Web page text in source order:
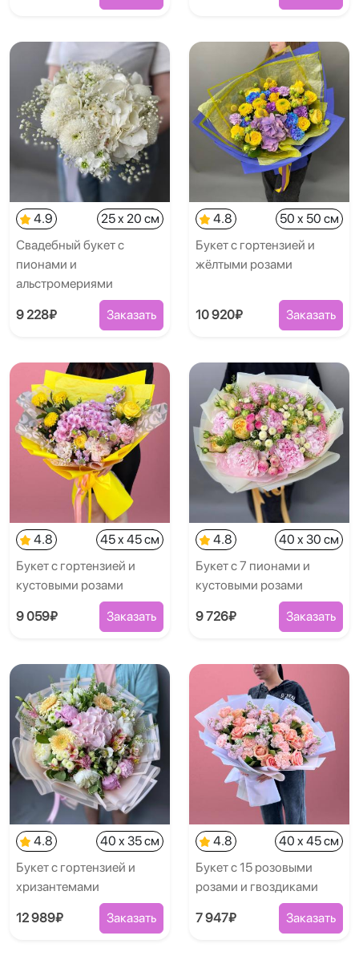
4.9
25 x 20 см
Свадебный букет с
пионами и
альстромериями
9 228₽ Заказать
4.8
50 x 50 см
Букет с гортензией и
жёлтыми розами
10 920₽ Заказать
4.8
45 x 45 см
Букет с гортензией и
кустовыми розами
9 059₽ Заказать
4.8
40 x 30 см
Букет с 7 пионами и
кустовыми розами
9 726₽ Заказать
4.8
40 x 35 см
Букет с гортензией и
хризантемами
12 989₽ Заказать
4.8
40 x 45 см
Букет с 15 розовыми
розами и гвоздиками
7 947₽ Заказать